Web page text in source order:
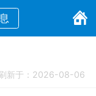
新于：2026-08-06